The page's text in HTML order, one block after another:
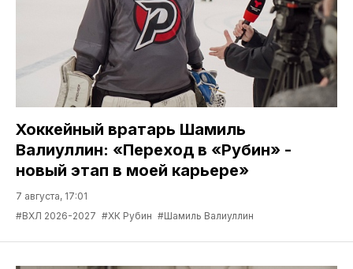
Хоккейный вратарь Шамиль
Валиуллин: «Переход в «Рубин» -
новый этап в моей карьере»
7 августа, 17:01
#ВХЛ 2026-2027 #ХК Рубин #Шамиль Валиуллин